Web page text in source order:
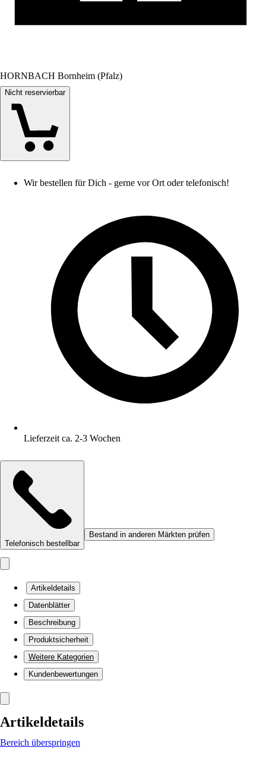
HORNBACH Bornheim (Pfalz)
Nicht reservierbar
Wir bestellen für Dich - gerne vor Ort oder telefonisch!
Lieferzeit ca. 2-3 Wochen
Telefonisch bestellbar
Bestand in anderen Märkten prüfen
Artikeldetails
Datenblätter
Beschreibung
Produktsicherheit
Weitere Kategorien
Kundenbewertungen
Artikeldetails
Bereich überspringen